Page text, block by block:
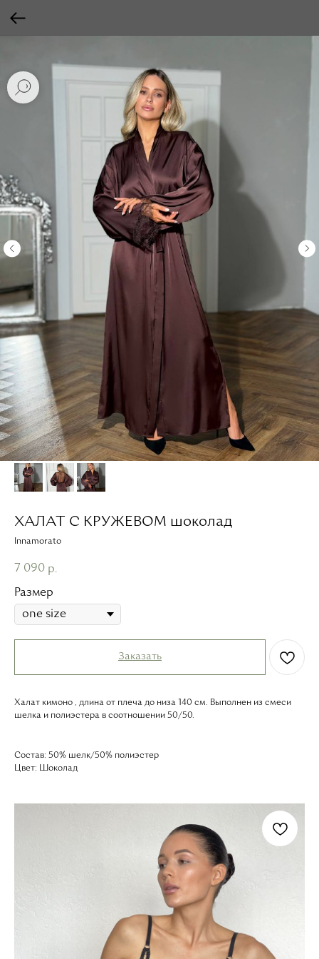
ХАЛАТ С КРУЖЕВОМ шоколад
Innamorato
7 090 р.
Размер
Заказать
Халат кимоно , длина от плеча до низа 140 см. Выполнен из смеси
шелка и полиэстера в соотношении 50/50.
Состав: 50% шелк/50% полиэстер
Цвет: Шоколад